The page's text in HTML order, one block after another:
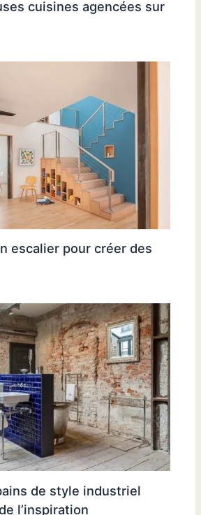
cuisines agencées sur
escalier pour créer des
de style industriel
l’inspiration